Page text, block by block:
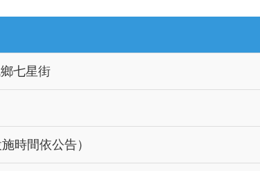
七星街
時間依公告）